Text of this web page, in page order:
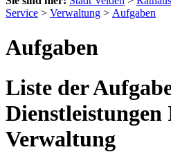
Service > Verwaltung > Aufgaben
Aufgaben
Liste der
Verwaltung